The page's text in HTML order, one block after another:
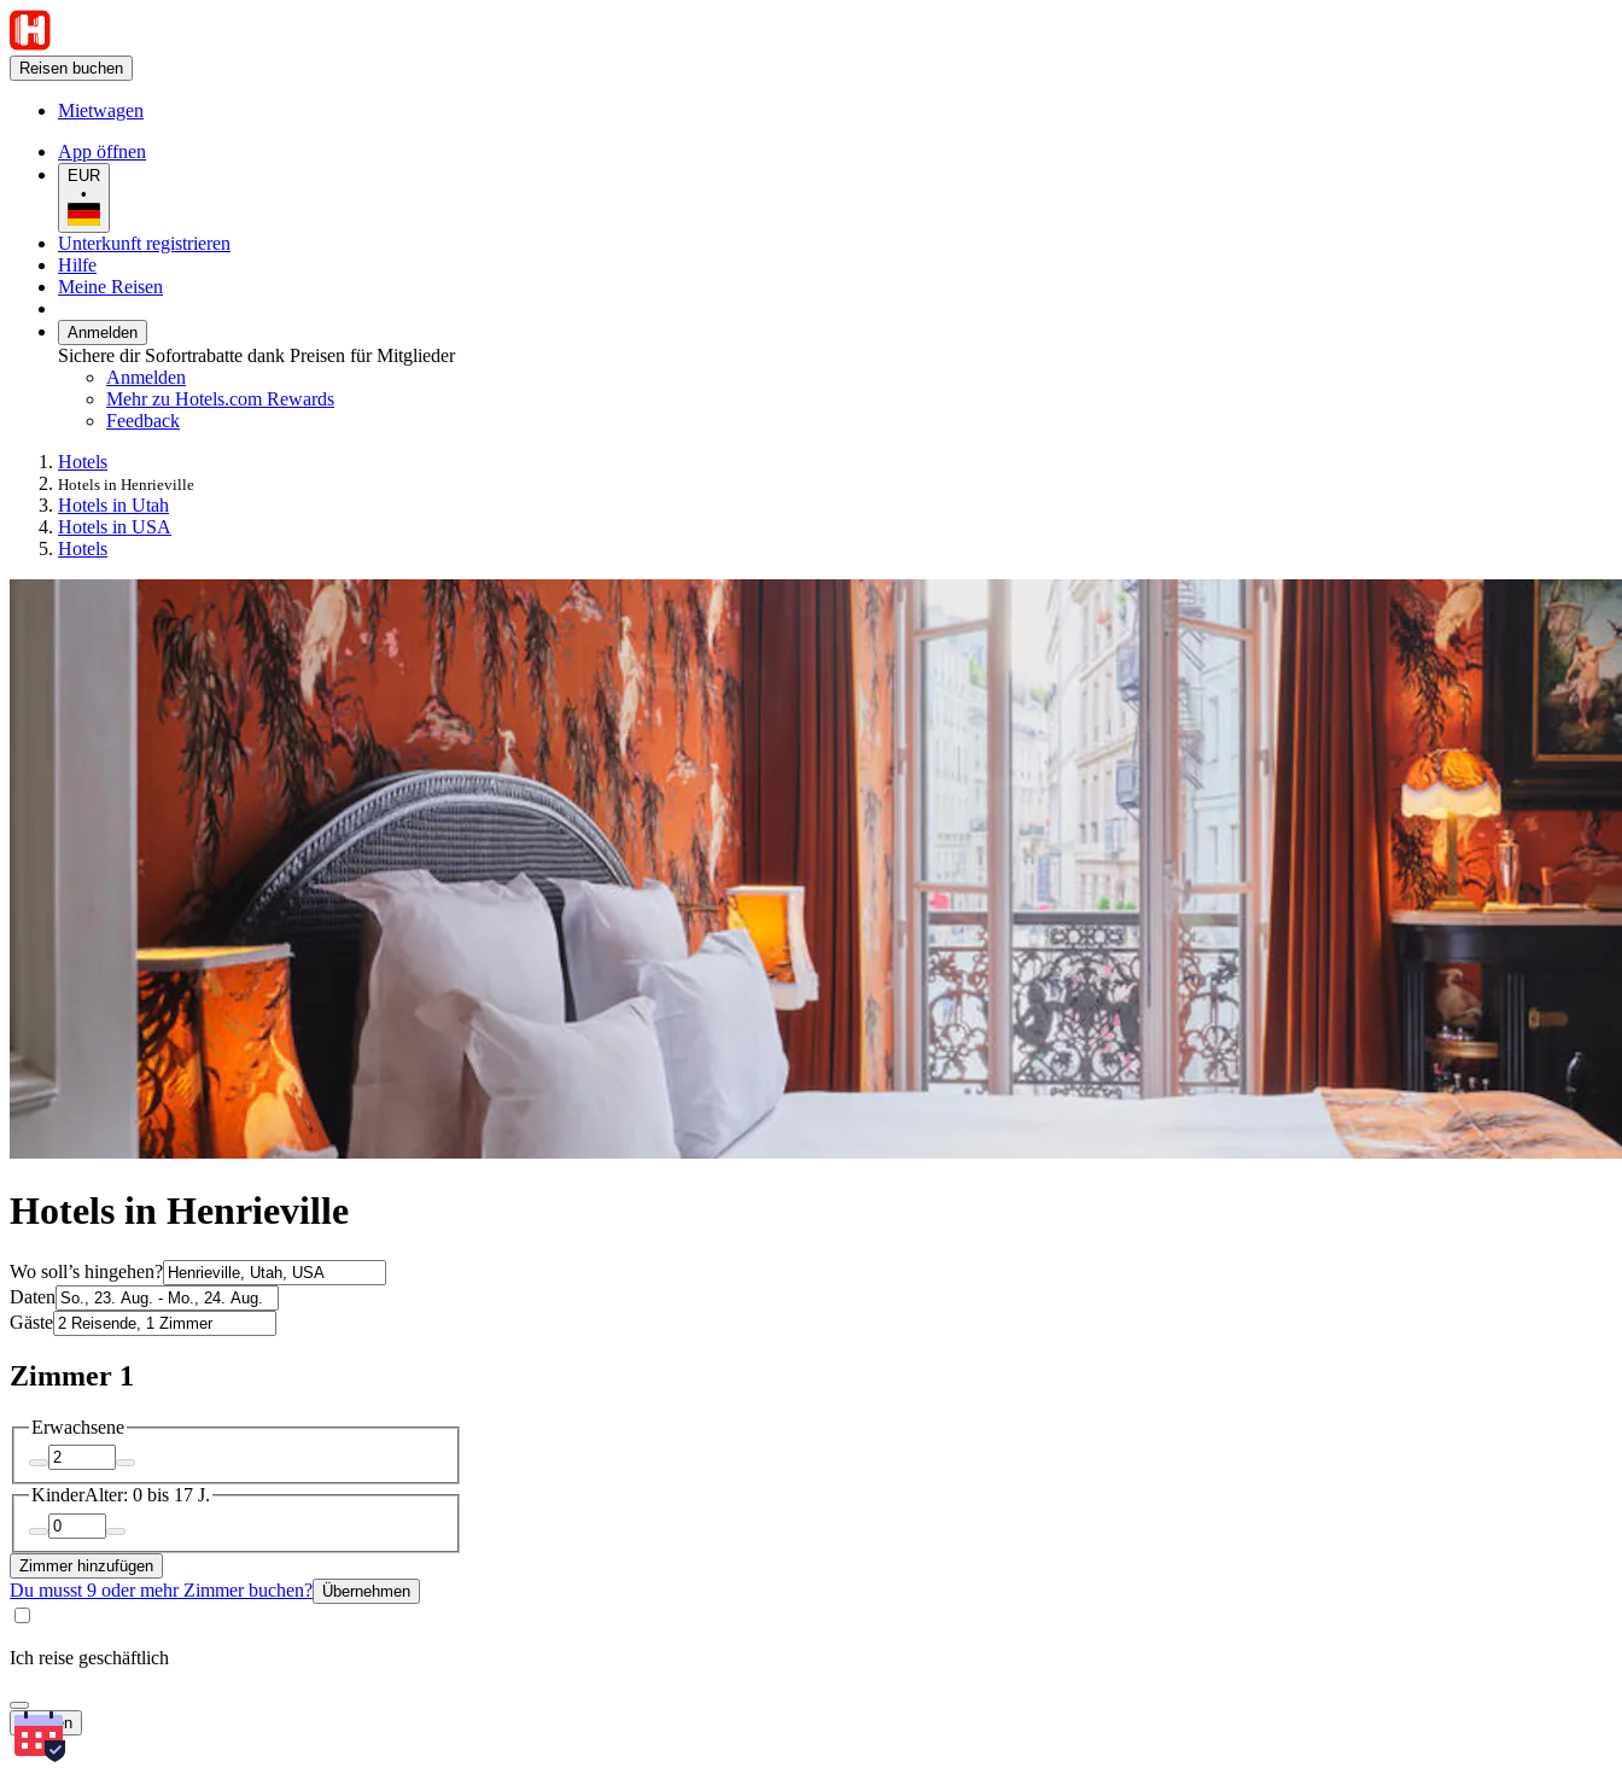
Reisen buchen
Mietwagen
App öffnen
EUR
•
Unterkunft registrieren
Hilfe
Meine Reisen
Anmelden
Sichere dir Sofortrabatte dank Preisen für Mitglieder
Anmelden
Mehr zu Hotels.com Rewards
Feedback
Hotels
Hotels in Henrieville
Hotels in Utah
Hotels in USA
Hotels
Hotels in Henrieville
Wo soll’s hingehen?
Daten
Gäste
Zimmer 1
Erwachsene
KinderAlter: 0 bis 17 J.
Zimmer hinzufügen
Du musst 9 oder mehr Zimmer buchen? Übernehmen
Ich reise geschäftlich
Suchen